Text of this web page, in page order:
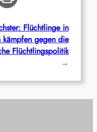
Flüchtlinge in
kämpfen gegen die
Flüchtlingspolitik
→